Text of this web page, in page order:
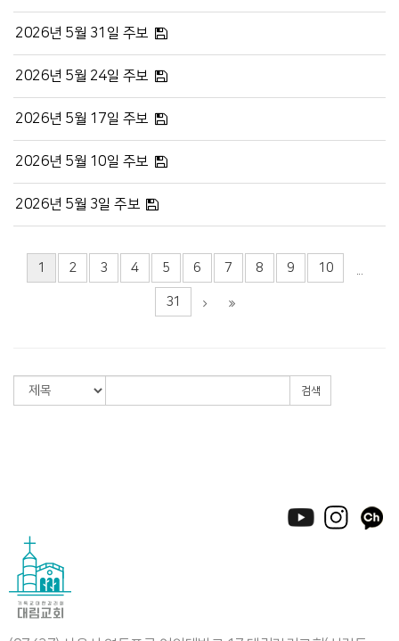
2026년 5월 31일 주보
2026년 5월 24일 주보
2026년 5월 17일 주보
2026년 5월 10일 주보
2026년 5월 3일 주보
1 2 3 4 5 6 7 8 9 10
31
검색